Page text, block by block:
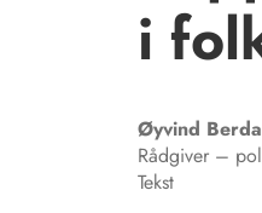
i
Øyvind
Rådgiver –
Tekst